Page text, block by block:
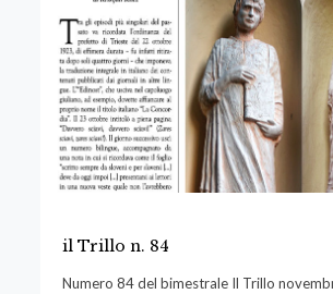
il Trillo n. 84
Numero 84 del bimestrale Il Trillo